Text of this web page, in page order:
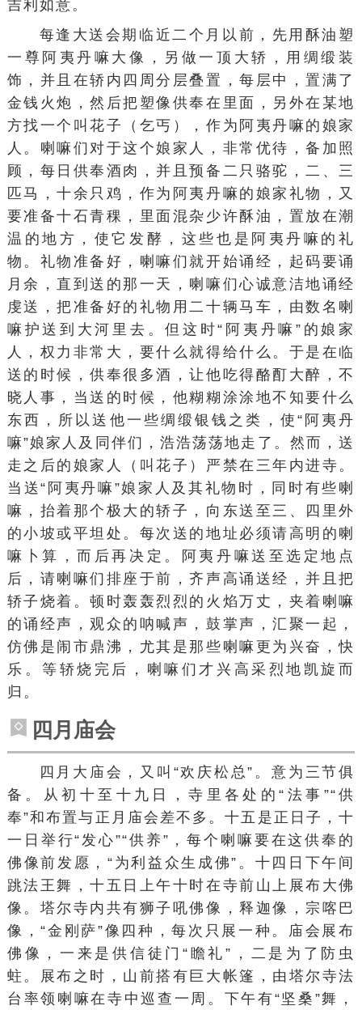
吉利如意。
每逢大送会期临近二个月以前，先用酥油塑
一尊阿夷丹嘛大像，另做一顶大轿，用绸缎装
饰，并且在轿内四周分层叠置，每层中，置满了
金钱火炮，然后把塑像供奉在里面，另外在某地
方找一个叫花子（乞丐），作为阿夷丹嘛的娘家
人。喇嘛们对于这个娘家人，非常优待，备加照
顾，每日供奉酒肉，并且预备二只骆驼，二、三
匹马，十余只鸡，作为阿夷丹嘛的娘家礼物，又
要准备十石青稞，里面混杂少许酥油，置放在潮
温的地方，使它发酵，这些也是阿夷丹嘛的礼
物。礼物准备好，喇嘛们就开始诵经，起码要诵
月余，直到送的那一天，喇嘛们心诚意洁地诵经
虔送，把准备好的礼物用二十辆马车，由数名喇
嘛护送到大河里去。但这时“阿夷丹嘛”的娘家
人，权力非常大，要什么就得给什么。于是在临
送的时候，供奉很多酒，让他吃得酪酊大醉，不
晓人事，当送的时候，他糊糊涂涂地不知要什么
东西，所以送他一些绸缎银钱之类，使“阿夷丹
嘛”娘家人及同伴们，浩浩荡荡地走了。然而，送
走之后的娘家人（叫花子）严禁在三年内进寺。
当送“阿夷丹嘛”娘家人及其礼物时，同时有些喇
嘛，抬着那个极大的轿子，向东送至三、四里外
的小坡或平坦处。每次送的地址必须请高明的喇
嘛卜算，而后再决定。阿夷丹嘛送至选定地点
后，请喇嘛们排座于前，齐声高诵送经，并且把
轿子烧着。顿时轰轰烈烈的火焰万丈，夹着喇嘛
的诵经声，观众的呐喊声，鼓掌声，汇聚一起，
仿佛是闹市鼎沸，尤其是那些喇嘛更为兴奋，快
乐。等轿烧完后，喇嘛们才兴高采烈地凯旋而
归。
四月庙会
四月大庙会，又叫“欢庆松总”。意为三节俱
备。从初十至十九日，寺里各处的“法事”“供
奉”和布置与正月庙会差不多。十五是正日子，十
一日举行“发心”“供养”，每个喇嘛要在这供奉的
佛像前发愿，“为利益众生成佛”。十四日下午间
跳法王舞，十五日上午十时在寺前山上展布大佛
像。塔尔寺内共有狮子吼佛像，释迦像，宗喀巴
像，“金刚萨”像四种，每次只展一种。庙会展布
佛像，一来是供信徒门“瞻礼”，二是为了防虫
蛀。展布之时，山前搭有巨大帐篷，由塔尔寺法
台率领喇嘛在寺中巡查一周。下午有“坚桑”舞，